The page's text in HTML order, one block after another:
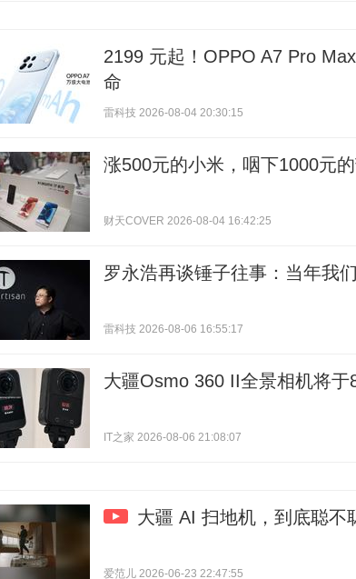
2199 元起！OPPO A7 Pro
命
雷科技 2026-08-04 20:30:15
涨500元的小米，咽下1000元
财天COVER 2026-08-04 16:42:25
罗永浩再谈锤子往事：当年我
雷科技 2026-08-06 16:55:17
大疆Osmo 360 II全景相机将于
IT之家 2026-08-06 21:08:07
大疆 AI 扫地机，到底聪不
爱范儿 2026-06-23 22:47:55